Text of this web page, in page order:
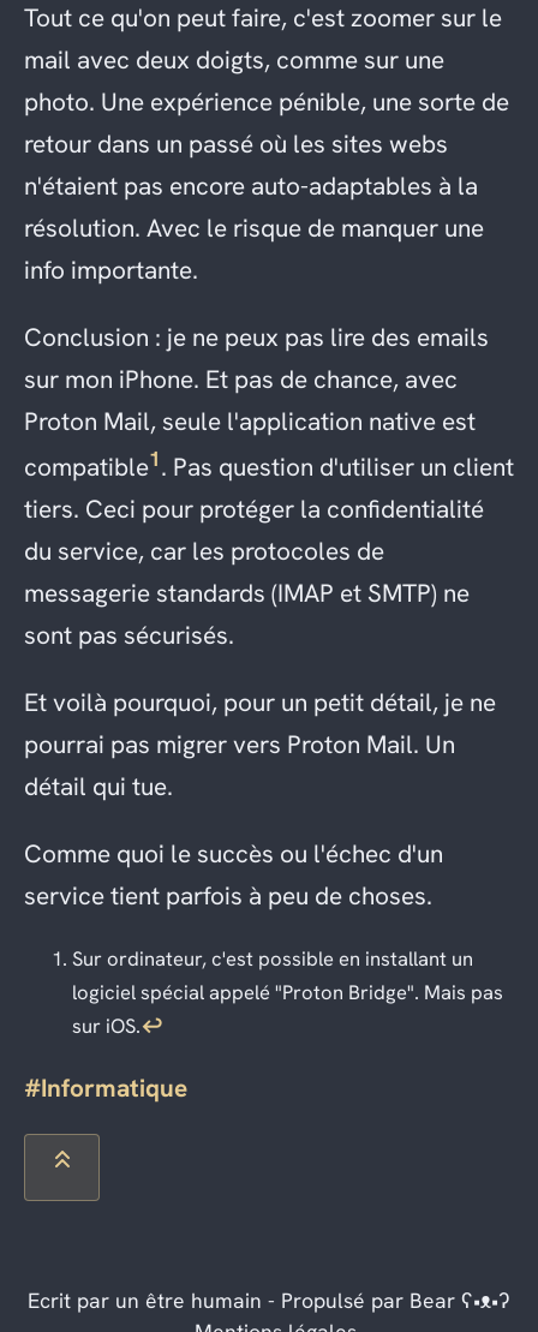
Tout ce qu'on peut faire, c'est zoomer sur le
mail avec deux doigts, comme sur une
photo. Une expérience pénible, une sorte de
retour dans un passé où les sites webs
n'étaient pas encore auto-adaptables à la
résolution. Avec le risque de manquer une
info importante.
Conclusion : je ne peux pas lire des emails
sur mon iPhone. Et pas de chance, avec
Proton Mail, seule l'application native est
compatible1. Pas question d'utiliser un client
tiers. Ceci pour protéger la confidentialité
du service, car les protocoles de
messagerie standards (IMAP et SMTP) ne
sont pas sécurisés.
Et voilà pourquoi, pour un petit détail, je ne
pourrai pas migrer vers Proton Mail. Un
détail qui tue.
Comme quoi le succès ou l'échec d'un
service tient parfois à peu de choses.
Sur ordinateur, c'est possible en installant un
logiciel spécial appelé "Proton Bridge". Mais pas
sur iOS.↩
#Informatique
Ecrit par un être humain - Propulsé par Bear ʕ•ᴥ•ʔ